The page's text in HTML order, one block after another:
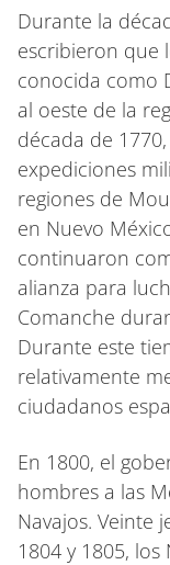
Durante la
escribieron que
conocida como
al oeste de la
década de
expediciones
regiones de
en Nuevo
continuaron
alianza para
Comanche
Durante este
relativamente
ciudadanos
En 1800, el
hombres a las
Navajos. Veinte
1804 y 1805,